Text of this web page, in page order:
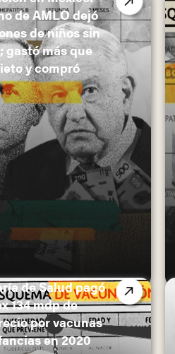
de AMLO dejó
de niños sin
gastó más que
y compró
de Salud pagó
134 mdp de
por vacunas
en 2020